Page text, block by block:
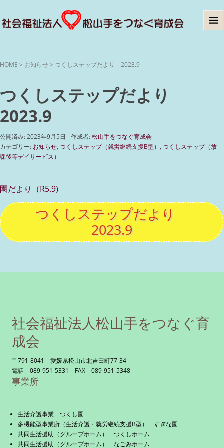
HOME > お知らせ> つくしステップだより 2023.9
つくしステップだより
2023.9
公開済み: 2023年9月5日 作成者:松山手をつなぐ育成会
カテゴリー: お知らせ, つくしステップ（就労継続支援B型） , つくしステップ（放
課後等デイサービス）
園だより（R5.9)
つくしステップだより
2023.9
社会福祉法人松山手をつなぐ育
成会
〒791-8041 愛媛県松山市北吉田町77-34
電話 089-951-5331 FAX 089-951-5348
事業所
生活介護事業 つくし園
多機能型事業所（生活介護・就労継続支援B型） すぎな園
共同生活援助（グループホーム） つくしホーム
共同生活援助（グループホーム） なごみホーム